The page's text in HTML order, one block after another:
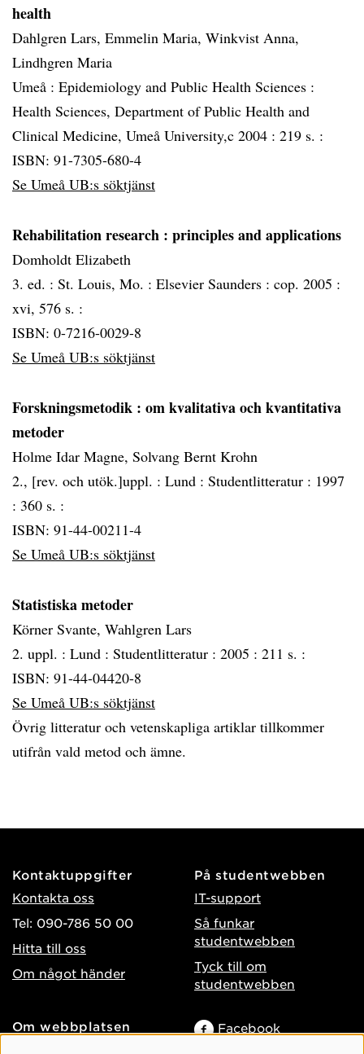
health
Dahlgren Lars, Emmelin Maria, Winkvist Anna,
Lindhgren Maria
Umeå : Epidemiology and Public Health Sciences :
Health Sciences, Department of Public Health and
Clinical Medicine, Umeå University,c 2004 : 219 s. :
ISBN: 91-7305-680-4
Se Umeå UB:s söktjänst
Rehabilitation research : principles and applications
Domholdt Elizabeth
3. ed. : St. Louis, Mo. : Elsevier Saunders : cop. 2005 :
xvi, 576 s. :
ISBN: 0-7216-0029-8
Se Umeå UB:s söktjänst
Forskningsmetodik : om kvalitativa och kvantitativa
metoder
Holme Idar Magne, Solvang Bernt Krohn
2., [rev. och utök.]uppl. : Lund : Studentlitteratur : 1997
: 360 s. :
ISBN: 91-44-00211-4
Se Umeå UB:s söktjänst
Statistiska metoder
Körner Svante, Wahlgren Lars
2. uppl. : Lund : Studentlitteratur : 2005 : 211 s. :
ISBN: 91-44-04420-8
Se Umeå UB:s söktjänst
Övrig litteratur och vetenskapliga artiklar tillkommer
utifrån vald metod och ämne.
Kontaktuppgifter
Kontakta oss
Tel: 090-786 50 00
Hitta till oss
Om något händer
På studentwebben
IT-support
Så funkar
studentwebben
Tyck till om
studentwebben
Om webbplatsen
Facebook